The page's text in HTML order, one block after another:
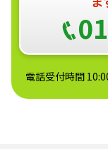
電話受付時間